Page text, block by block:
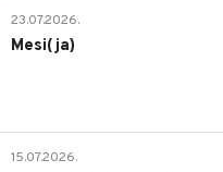
23.07.2026.
Mesi(ja)
15.07.2026.